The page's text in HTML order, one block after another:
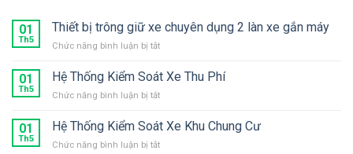
01
Th5
Thiết bị trông giữ xe chuyên dụng 2 làn xe gắn máy
Chức năng bình luận bị tắtở
bị
giữ
chuyên
01
Th5
Hệ Thống Kiểm Soát Xe Thu Phí
Chức năng bình luận bị tắtở
Thống
Soát
01
Th5
Hệ Thống Kiểm Soát Xe Khu Chung Cư
Chức năng bình luận bị tắtở